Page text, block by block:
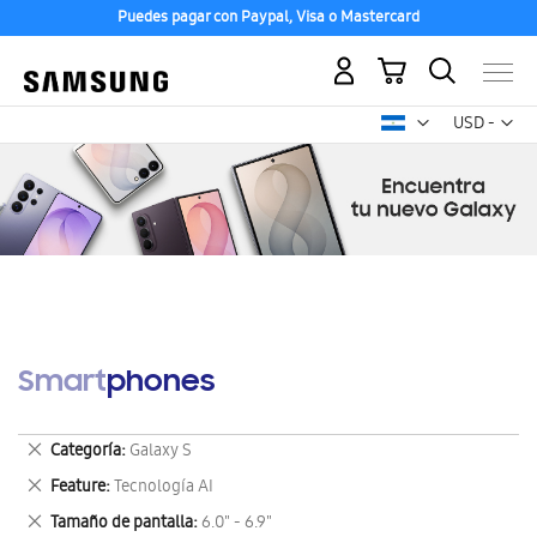
Puedes pagar con Paypal, Visa o Mastercard
USD -
dólar
Mi carrito
Smartphones
Categoría Galaxy S
Eliminar
este
artículo
Feature Tecnología AI
Eliminar
este
Tamaño de pantalla 6.0" - 6.9"
Eliminar